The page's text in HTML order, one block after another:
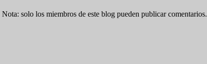
Nota: solo los miembros de este blog pueden publicar comentarios.